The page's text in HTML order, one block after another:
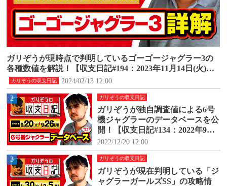
ガリぞうの収支日記
ガリぞうが現時点で判明しているゴーゴージャグラー3の
各種数値を解説！【収支日記#194：2023年11月14日(火)～1
1月20日(月)】
2024/02/13 12:00
2 ガリぞうの収支日記
ガリぞうが独自調査値による6号
機ジャグラーのデータベースを公
開！【収支日記#134：2022年9月2
0日(火)～9月26日(月)】
2022/12/20 12:00
3 ガリぞうの収支日記
ガリぞうが現在判明している「ジ
ャグラーガールズSS」の攻略情